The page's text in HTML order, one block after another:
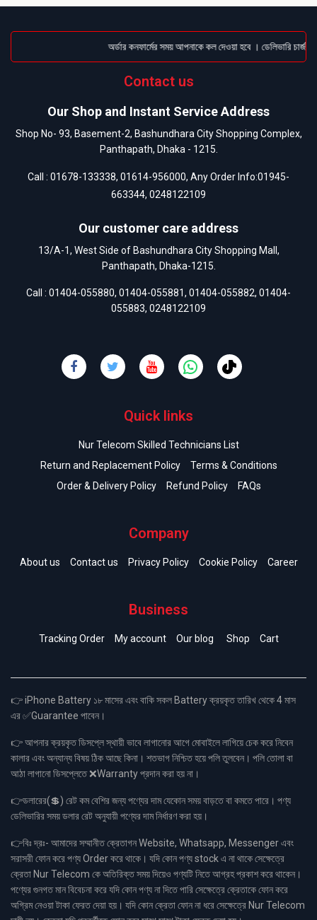
অর্ডার কনফার্মের সময় আপনাকে কল দেওয়া হবে । ডেলিভারি
Contact us
Our Shop and Instant Service Address
Shop No- 93, Basement-2, Bashundhara City Shopping Complex,
Panthapath, Dhaka - 1215.
Call : 01678-133338, 01614-956000, Any Order Info:01945-
663344, 0248122109
Our customer care address
13/A-1, West Side of Bashundhara City Shopping Mall,
Panthapath, Dhaka-1215.
Call : 01404-055880, 01404-055881, 01404-055882, 01404-
055883, 0248122109
Quick links
Nur Telecom Skilled Technicians List
Return and Replacement Policy
Terms & Conditions
Order & Delivery Policy
Refund Policy FAQs
Company
About us Contact us Privacy Policy Cookie Policy Career
Business
Tracking Order My account Our blog Shop Cart
👉 iPhone Battery ১৮ মাসের এবং বাকি সকল Battery ক্রয়কৃত তারিখ থেকে 4 মাস
এর ✅Guarantee পাবেন।
👉 আপনার ক্রয়কৃত ডিসপ্লে স্থায়ী ভাবে লাগানোর আগে মোবাইলে লাগিয়ে চেক করে নিবেন
কালার এবং অন্যান্য বিষয় ঠিক আছে কিনা। শতভাগ নিশ্চিত হয়ে পলি তুলবেন। পলি তোলা বা
আঠা লাগানো ডিসপ্লেতে ❌Warranty প্রদান করা হয় না।
👉ডলারের(💲) রেট কম বেশির জন্য পণ্যের দাম যেকোন সময় বাড়তে বা কমতে পারে। পণ্য
ডেলিভারির সময় ডলার রেট অনুযায়ী পণ্যের দাম নির্ধারণ করা হয়।
👉বিঃ দ্রঃ- আমাদের সম্মানীত ক্রেতাগন Website, Whatsapp, Messenger এবং
সরাসরী ফোন করে পণ্য Order করে থাকে। যদি কোন পণ্য stock এ না থাকে সেক্ষেত্রে
ক্রেতা Nur Telecom কে অতিরিক্ত সময় দিয়েও পণ্যটি নিতে আগ্রহ প্রকাশ করে থাকেন।
পণ্যের গুনগত মান বিবেচনা করে যদি কোন পণ্য না দিতে পারি সেক্ষেত্রে ক্রেতাকে ফোন করে
অগ্রিম নেওয়া টাকা ফেরত দেয়া হয়। যদি কোন ক্রেতা ফোন না ধরে সেক্ষেত্রে Nur Telecom